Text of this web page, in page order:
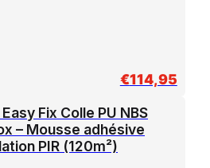
€114,95
Easy Fix Colle PU NBS
– Mousse adhésive
PIR (120m²)